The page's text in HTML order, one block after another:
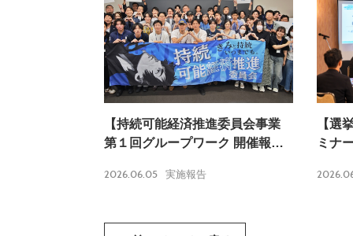
【持続可能経済推進委員会事業
第１回グループワーク 開催報
2026.06.05 実施報告
【選
ミナ